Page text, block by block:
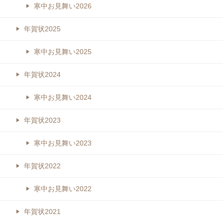
寒中お見舞い2026
年賀状2025
寒中お見舞い2025
年賀状2024
寒中お見舞い2024
年賀状2023
寒中お見舞い2023
年賀状2022
寒中お見舞い2022
年賀状2021